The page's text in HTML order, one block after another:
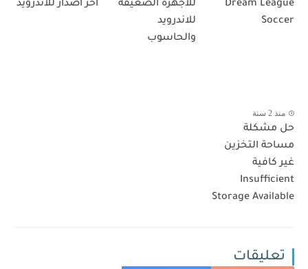
Dream League
Soccer
للأجهزة الضعيفة
للاندرويد
والحاسوب
اخر اصدار للاندرويد
منذ 2 سنة
حل مشكلة
مساحة التخزين
غير كافية
Insufficient
Storage Available
تعليقات